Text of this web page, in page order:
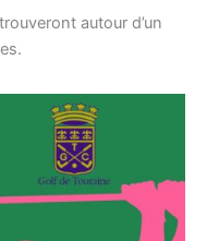
autour d’un